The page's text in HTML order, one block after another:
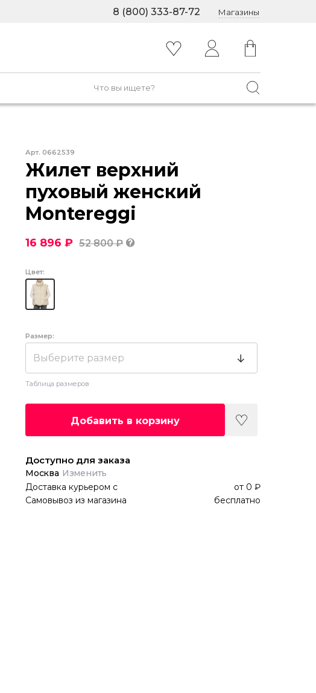
8 (800) 333-87-72 Магазины
Арт. 0662539
Жилет верхний
пуховый женский
Montereggi
16 896 ₽ 52 800 ₽
Цвет:
Размер:
Выберите размер
Таблица размеров
Добавить в корзину
Доступно для заказа
Москва Изменить
Доставка курьером с от 0 ₽
Самовывоз из магазина
бесплатно